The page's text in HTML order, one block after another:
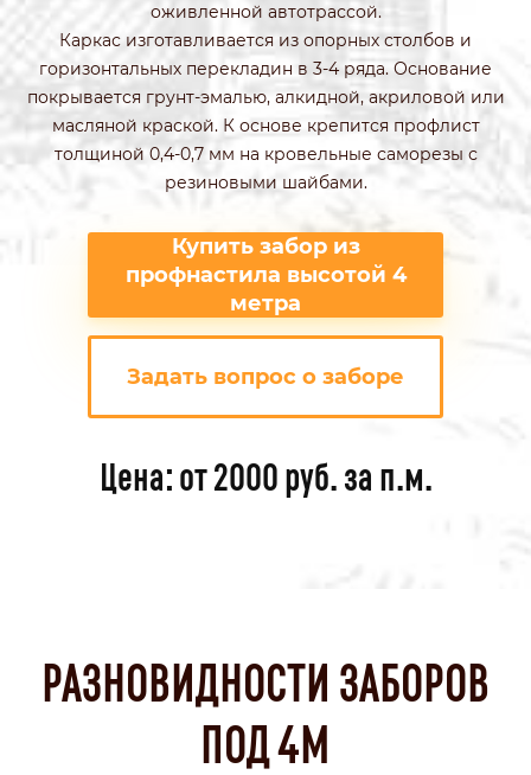
оживленной автотрассой.
Каркас изготавливается из опорных столбов и
горизонтальных перекладин в 3-4 ряда. Основание
покрывается грунт-эмалью, алкидной, акриловой или
масляной краской. К основе крепится профлист
толщиной 0,4-0,7 мм на кровельные саморезы с
резиновыми шайбами.
Купить забор из
профнастила высотой 4
метра
Задать вопрос о заборе
Цена: от 2000 руб. за п.м.
РАЗНОВИДНОСТИ ЗАБОРОВ
ПОД 4М